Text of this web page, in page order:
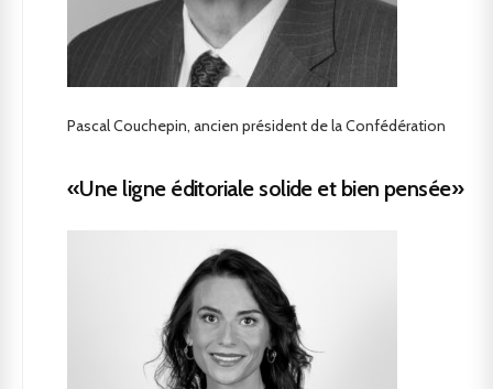
Pascal Couchepin, ancien président de la Confédération
«Une ligne éditoriale solide et bien pensée»